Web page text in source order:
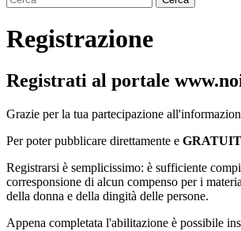
Registrazione
Registrati al portale
Grazie per la tua partecipazione
Per poter pubblicare direttamente e
Registrarsi è semplicissimo: è sufficiente
corresponsione di alcun compenso per i
della donna e della dingità delle persone.
Appena completata l'abilitazione è possibile